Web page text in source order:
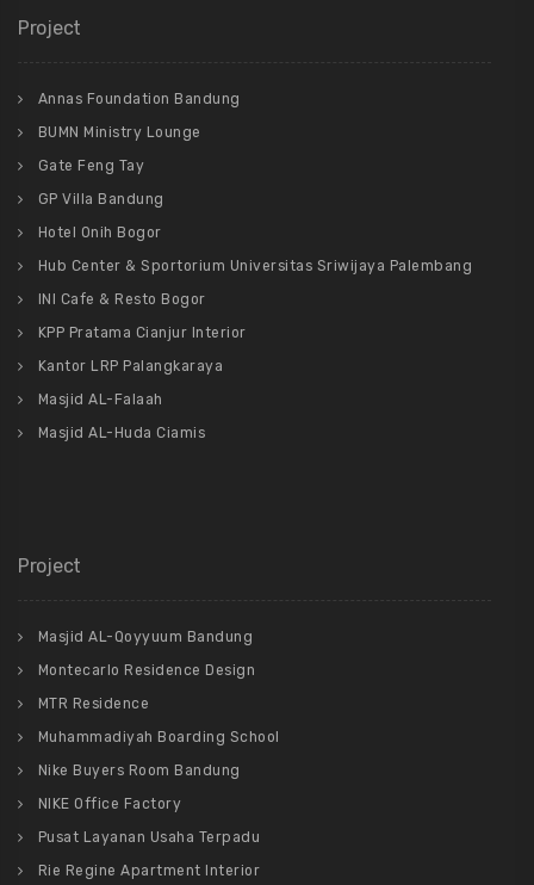
Project
Annas Foundation Bandung
BUMN Ministry Lounge
Gate Feng Tay
GP Villa Bandung
Hotel Onih Bogor
Hub Center & Sportorium Universitas Sriwijaya Palembang
INI Cafe & Resto Bogor
KPP Pratama Cianjur Interior
Kantor LRP Palangkaraya
Masjid AL-Falaah
Masjid AL-Huda Ciamis
Project
Masjid AL-Qoyyuum Bandung
Montecarlo Residence Design
MTR Residence
Muhammadiyah Boarding School
Nike Buyers Room Bandung
NIKE Office Factory
Pusat Layanan Usaha Terpadu
Rie Regine Apartment Interior